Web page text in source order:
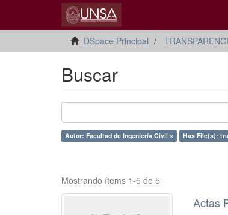
DSpace Principal
Buscar
Autor: Facultad de Ingeniería Civil × Has File(s):
Mostrando ítems 1-5 de 5
Actas